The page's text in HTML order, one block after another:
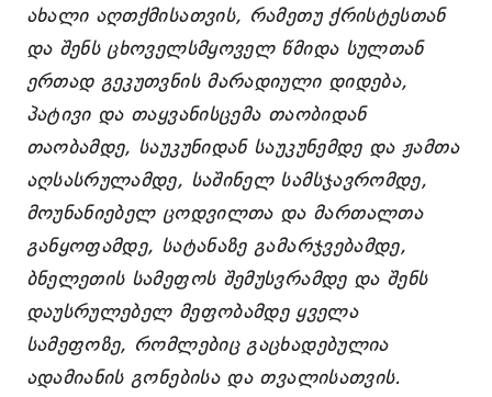
ახალი აღთქმისათვის, რამეთუ ქრისტესთან
და შენს ცხოველსმყოველ წმიდა სულთან
ერთად გეკუთვნის მარადიული დიდება,
პატივი და თაყვანისცემა თაობიდან
თაობამდე, საუკუნიდან საუკუნემდე და ჟამთა
აღსასრულამდე, საშინელ სამსჯავრომდე,
მოუნანიებელ ცოდვილთა და მართალთა
განყოფამდე, სატანაზე გამარჯვებამდე,
ბნელეთის სამეფოს შემუსვრამდე და შენს
დაუსრულებელ მეფობამდე ყველა
სამეფოზე, რომლებიც გაცხადებულია
ადამიანის გონებისა და თვალისათვის.